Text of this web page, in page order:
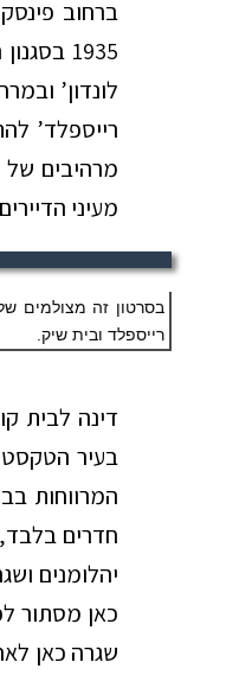
1935
לונדון’
רייספלד’
מרהיבים של
מעיני
בסרטון זה מצולמים
רייספלד ובית שיק.
בעיר
המרווחות
חדרים בלבד,
יהלומנים
כאן מסתור
שגרה כאן